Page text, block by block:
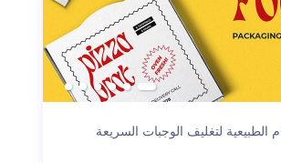
الطبيعية لتغليف الوجبات السريعة